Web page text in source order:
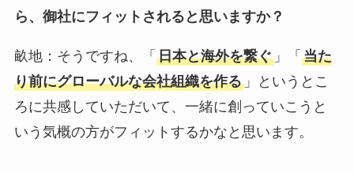
ら、御社にフィットされると思いますか？
畝地：そうですね、「 日本と海外を繋ぐ」「 当た
り前にグローバルな会社組織を作る」というとこ
ろに共感していただいて、一緒に創っていこうと
いう気概の方がフィットするかなと思います。